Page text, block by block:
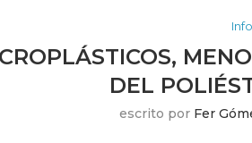
DEL
escrito por Fer